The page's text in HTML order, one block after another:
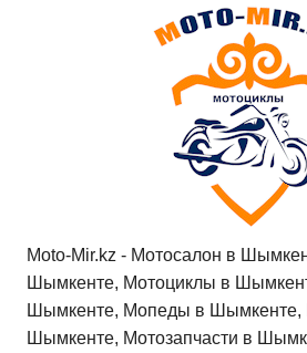
Moto-Mir.kz - Мотосалон в
Шымкенте, Мотоциклы в
Шымкенте, Мопеды в Шымкенте,
Шымкенте, Мотозапчасти в